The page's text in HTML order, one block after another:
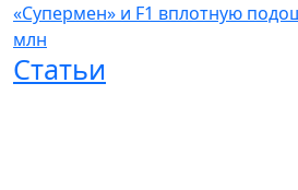
«Супермен» и F1 вплотную
млн
Статьи